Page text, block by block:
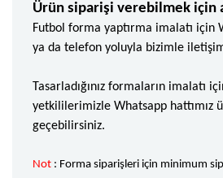
Ürün siparişi verebilmek için
Futbol forma yaptırma imalatı için
ya da telefon yoluyla bizimle
Tasarladığınız formaların imalatı
yetkililerimizle Whatsapp hattımız
geçebilirsiniz.
Not : Forma siparişleri için minimum